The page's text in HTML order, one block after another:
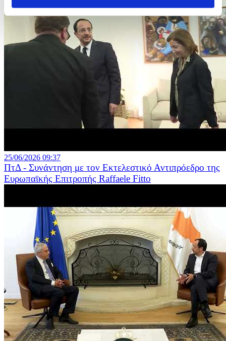
25/06/2026 09:37
ΠτΔ - Συνάντηση με τον Εκτελεστικό Αντιπρόεδρο της
Ευρωπαϊκής Επιτροπής Raffaele Fitto